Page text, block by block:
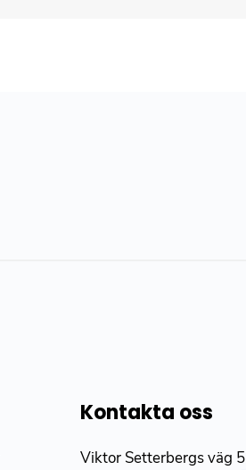
Kontakta oss
Viktor Setterbergs väg 5